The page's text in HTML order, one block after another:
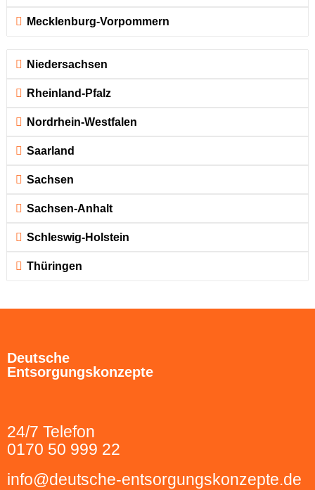
Mecklenburg-Vorpommern
Niedersachsen
Rheinland-Pfalz
Nordrhein-Westfalen
Saarland
Sachsen
Sachsen-Anhalt
Schleswig-Holstein
Thüringen
Deutsche
Entsorgungskonzepte
24/7 Telefon
0170 50 999 22
info@deutsche-entsorgungskonzepte.de